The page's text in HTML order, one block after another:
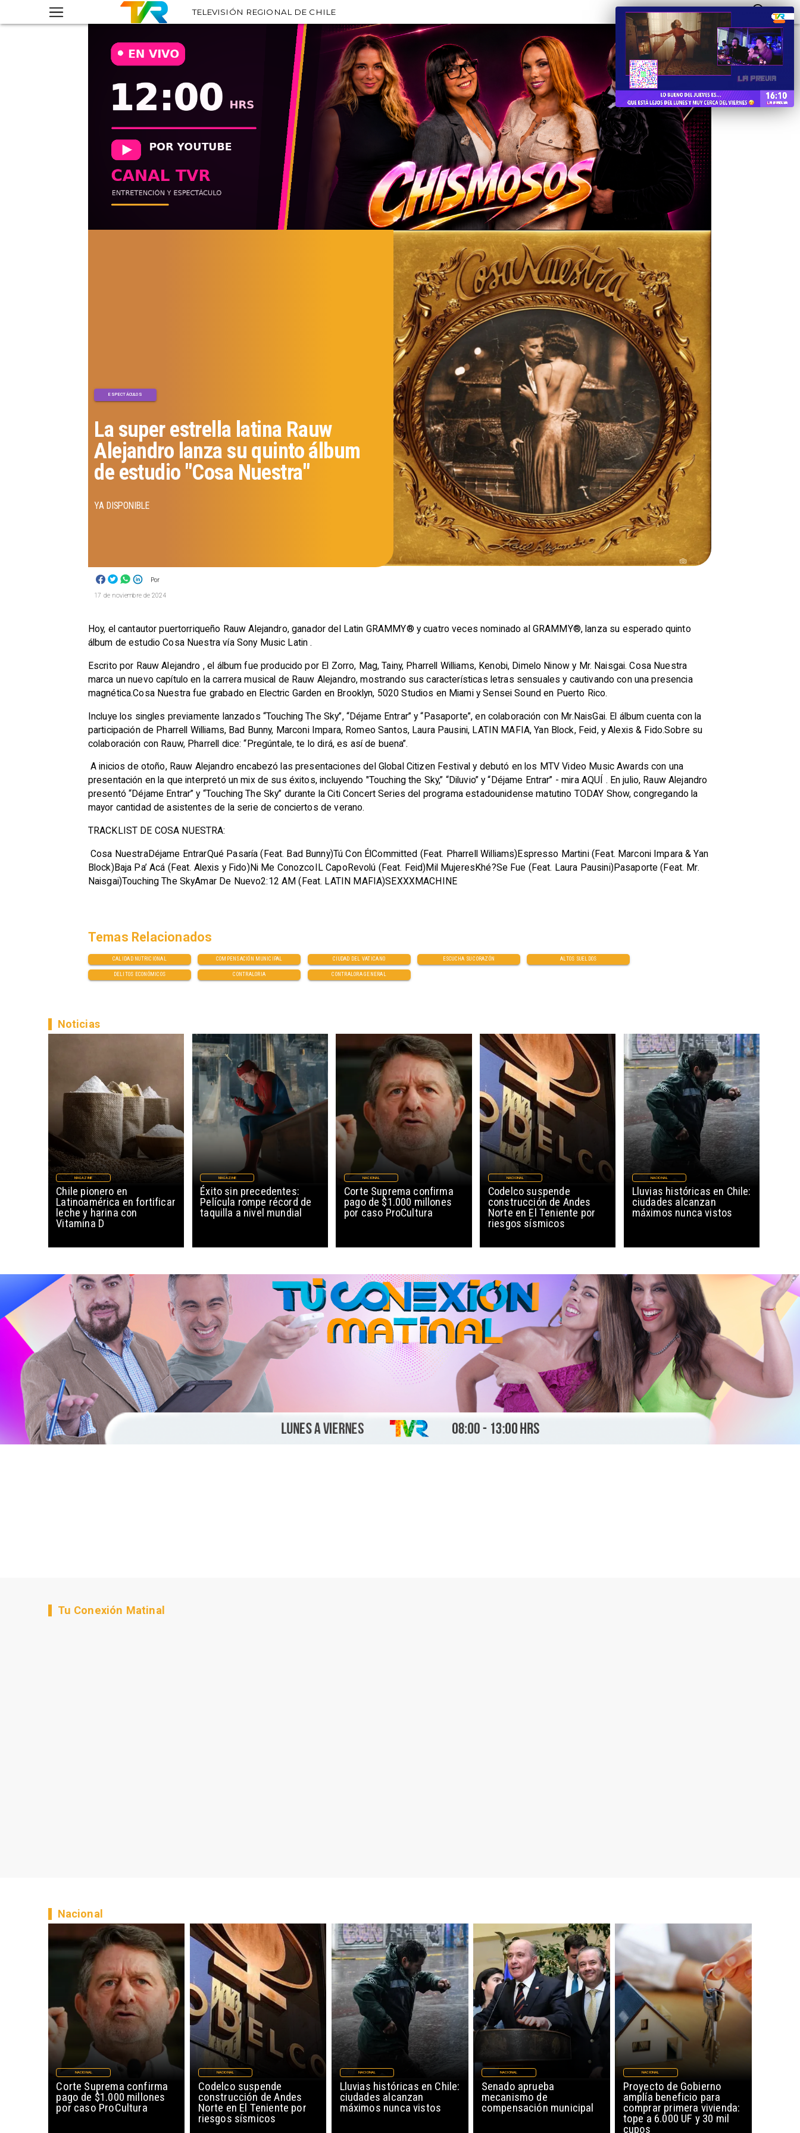
TELEVISIÓN REGIONAL DE CHILE
Por
La super estrella latina Rauw
Alejandro lanza su quinto álbum
de estudio "Cosa Nuestra"
ESPECTÁCULOS
YA DISPONIBLE
17 de noviembre de 2024
Hoy, el cantautor puertorriqueño Rauw Alejandro, ganador del Latin GRAMMY® y cuatro veces nominado al GRAMMY®, lanza su esperado quinto
álbum de estudio Cosa Nuestra vía Sony Music Latin .
Escrito por Rauw Alejandro , el álbum fue producido por El Zorro, Mag, Tainy, Pharrell Williams, Kenobi, Dimelo Ninow y Mr. Naisgai. Cosa Nuestra
marca un nuevo capítulo en la carrera musical de Rauw Alejandro, mostrando sus características letras sensuales y cautivando con una presencia
magnética.Cosa Nuestra fue grabado en Electric Garden en Brooklyn, 5020 Studios en Miami y Sensei Sound en Puerto Rico.
Incluye los singles previamente lanzados “Touching The Sky”, “Déjame Entrar” y “Pasaporte”, en colaboración con Mr.NaisGai. El álbum cuenta con la
participación de Pharrell Williams, Bad Bunny, Marconi Impara, Romeo Santos, Laura Pausini, LATIN MAFIA, Yan Block, Feid, y Alexis & Fido.Sobre su
colaboración con Rauw, Pharrell dice: “Pregúntale, te lo dirá, es así de buena”.
A inicios de otoño, Rauw Alejandro encabezó las presentaciones del Global Citizen Festival y debutó en los MTV Video Music Awards con una
presentación en la que interpretó un mix de sus éxitos, incluyendo "Touching the Sky,” “Diluvio” y “Déjame Entrar” - mira AQUÍ . En julio, Rauw Alejandro
presentó “Déjame Entrar” y “Touching The Sky” durante la Citi Concert Series del programa estadounidense matutino TODAY Show, congregando la
mayor cantidad de asistentes de la serie de conciertos de verano.
TRACKLIST DE COSA NUESTRA:
Cosa NuestraDéjame EntrarQué Pasaría (Feat. Bad Bunny)Tú Con ÉlCommitted (Feat. Pharrell Williams)Espresso Martini (Feat. Marconi Impara & Yan
Block)Baja Pa’ Acá (Feat. Alexis y Fido)Ni Me ConozcoIL CapoRevolú (Feat. Feid)Mil MujeresKhé?Se Fue (Feat. Laura Pausini)Pasaporte (Feat. Mr.
Naisgai)Touching The SkyAmar De Nuevo2:12 AM (Feat. LATIN MAFIA)SEXXXMACHINE
CALIDAD NUTRICIONAL COMPENSACIÓN MUNICIPAL CIUDAD DEL VATICANO ESCUCHA SU CORAZÓN ALTOS SUELDOS
DELITOS ECONÓMICOS CONTRALORIA CONTRALORA GENERAL
Temas Relacionados
Chile pionero en
Latinoamérica en fortificar
leche y harina con
Vitamina D
MAGAZINE
Noticias
Éxito sin precedentes:
Película rompe récord de
taquilla a nivel mundial
MAGAZINE
Corte Suprema confirma
pago de $1.000 millones
por caso ProCultura
NACIONAL
Codelco suspende
construcción de Andes
Norte en El Teniente por
riesgos sísmicos
NACIONAL
Lluvias históricas en Chile:
ciudades alcanzan
máximos nunca vistos
NACIONAL
Tu Conexión Matinal
Corte Suprema confirma
pago de $1.000 millones
por caso ProCultura
NACIONAL
Codelco suspende
construcción de Andes
Norte en El Teniente por
riesgos sísmicos
NACIONAL
Lluvias históricas en Chile:
ciudades alcanzan
máximos nunca vistos
NACIONAL
Senado aprueba
mecanismo de
compensación municipal
NACIONAL
Proyecto de Gobierno
amplía beneficio para
comprar primera vivienda:
tope a 6.000 UF y 30 mil
cupos
NACIONAL
Nacional